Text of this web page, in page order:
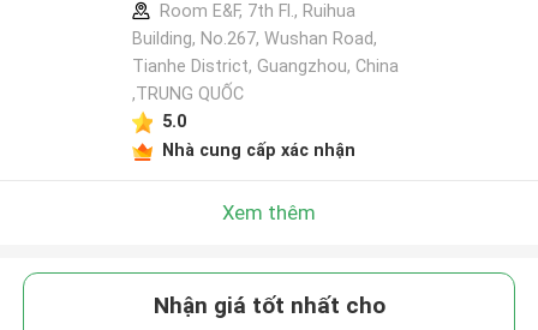
Room E&F, 7th Fl., Ruihua
Building, No.267, Wushan Road,
Tianhe District, Guangzhou, China
,TRUNG QUỐC
5.0
Nhà cung cấp xác nhận
Xem thêm
Nhận giá tốt nhất cho